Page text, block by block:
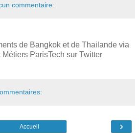
commentaire:
de Bangkok et de Thailande via
Métiers ParisTech sur Twitter
›
Accueil